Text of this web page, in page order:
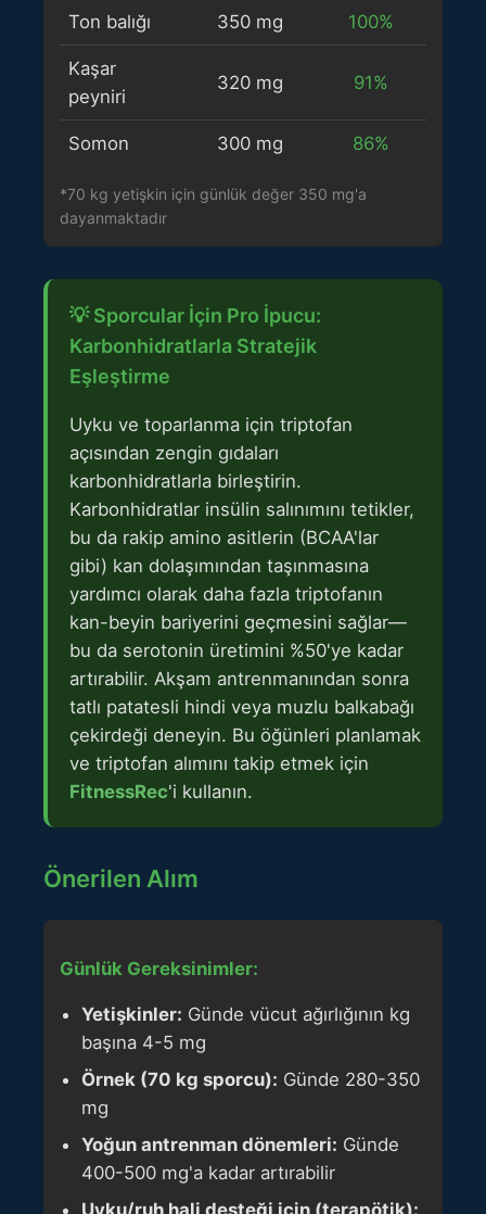
Ton balığı 350 mg 100%
Kaşar
peyniri
320 mg 91%
Somon 300 mg 86%
*70 kg yetişkin için günlük değer 350 mg'a
dayanmaktadır
💡 Sporcular İçin Pro İpucu:
Karbonhidratlarla Stratejik
Eşleştirme
Uyku ve toparlanma için triptofan
açısından zengin gıdaları
karbonhidratlarla birleştirin.
Karbonhidratlar insülin salınımını tetikler,
bu da rakip amino asitlerin (BCAA'lar
gibi) kan dolaşımından taşınmasına
yardımcı olarak daha fazla triptofanın
kan-beyin bariyerini geçmesini sağlar—
bu da serotonin üretimini %50'ye kadar
artırabilir. Akşam antrenmanından sonra
tatlı patatesli hindi veya muzlu balkabağı
çekirdeği deneyin. Bu öğünleri planlamak
ve triptofan alımını takip etmek için
FitnessRec'i kullanın.
Önerilen Alım
Günlük Gereksinimler:
Yetişkinler: Günde vücut ağırlığının kg
başına 4-5 mg
Örnek (70 kg sporcu): Günde 280-350
mg
Yoğun antrenman dönemleri: Günde
400-500 mg'a kadar artırabilir